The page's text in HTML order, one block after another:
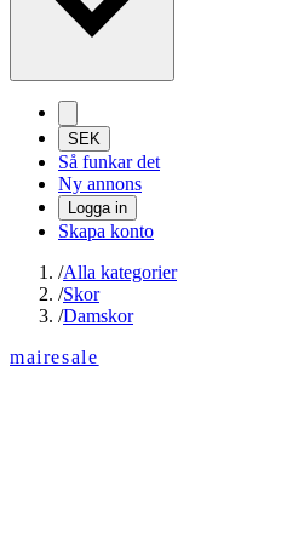
SEK
Så funkar det
Ny annons
Logga in
Skapa konto
/Alla kategorier
/Skor
/Damskor
mairesale